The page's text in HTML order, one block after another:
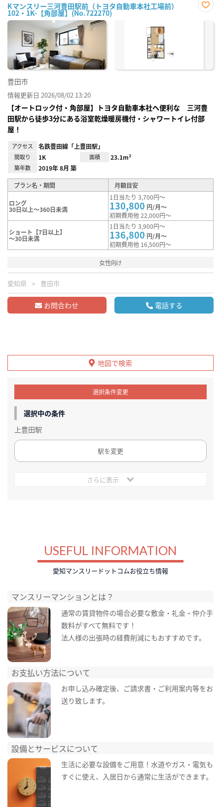
Kマンスリー三河豊田駅前（トヨタ自動車本社工場前）
102・1K-【角部屋】(No.722270)
に入
豊田市
情報更新日 2026/08/02 13:20
【オートロック付・角部屋】トヨタ自動車本社へ便利な 三河豊
田駅から徒歩3分にある浴室乾燥暖房機付・シャワートイレ付部
屋！
アクセス 名鉄豊田線「上豊田駅」
間取り 1K 面積 23.1m²
築年数 2019年 8月 築
プラン名・期間 月額目安
ロング
30日以上～360日未満
1日当たり 3,700円～
130,800 円/月～
初期費用他 22,000円～
ショート【7日以上】
～30日未満
1日当たり 3,900円～
136,800 円/月～
初期費用他 16,500円～
女性向け
愛知県 豊田市
お問合わせ 電話する
地図で検索
選択条件変更
選択中の条件
上豊田駅
駅を変更
さらに表示
USEFUL INFORMATION
愛知マンスリードットコムお役立ち情報
マンスリーマンションとは？
通常の賃貸物件の場合必要な敷金・礼金・仲介手
数料がすべて無料です！
法人様の出張時の経費削減にもおすすめです。
お支払い方法について
お申し込み確定後、ご請求書・ご利用案内等をお
送り致します。
設備とサービスについて
生活に必要な設備をご用意！水道やガス・電気も
すぐに使え、入居日から通常に生活ができます。